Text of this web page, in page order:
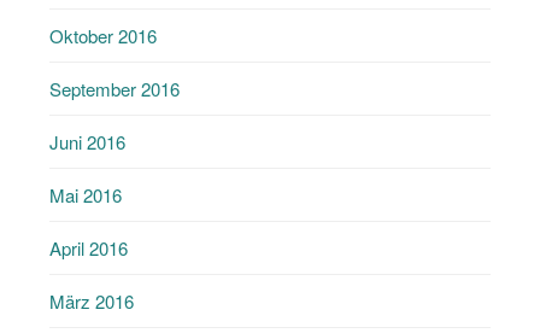
Oktober 2016
September 2016
Juni 2016
Mai 2016
April 2016
März 2016